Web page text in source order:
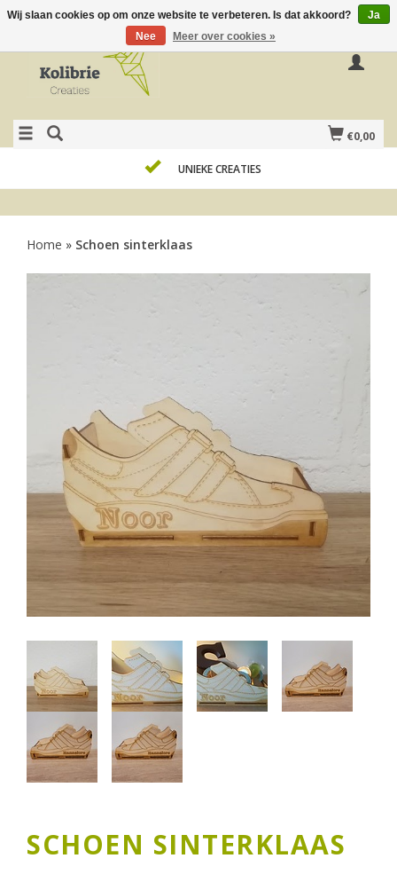
€0,00
UNIEKE CREATIES
Home » Schoen sinterklaas
SCHOEN SINTERKLAAS
Wij slaan cookies op om onze website te verbeteren. Is dat akkoord?
Ja
Nee
Meer over cookies »